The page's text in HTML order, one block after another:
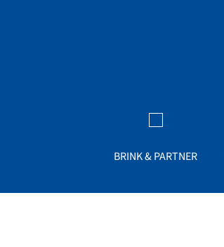
BRINK & PARTNER